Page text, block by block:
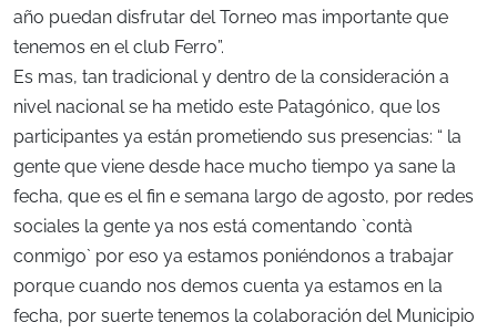
año puedan disfrutar del Torneo mas importante que
tenemos en el club Ferro”.
Es mas, tan tradicional y dentro de la consideración a
nivel nacional se ha metido este Patagónico, que los
participantes ya están prometiendo sus presencias: “ la
gente que viene desde hace mucho tiempo ya sane la
fecha, que es el fin e semana largo de agosto, por redes
sociales la gente ya nos está comentando `contà
conmigo` por eso ya estamos poniéndonos a trabajar
porque cuando nos demos cuenta ya estamos en la
fecha, por suerte tenemos la colaboración del Municipio